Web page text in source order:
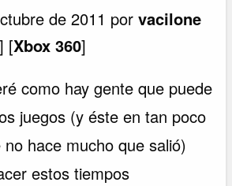
de 2011 porvacilone
] [Xbox 360]
como hay gente que puede
juegos (y éste en tan poco
hace mucho que salió)
estos tiempos